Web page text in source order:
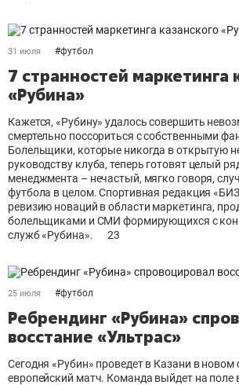
31 июля #футбол
7 странностей маркетинга
«Рубина»
Кажется, «Рубину» удалось совершить
смертельно поссориться с собственными
Болельщики, которые никогда в открытую
руководству клуба, теперь готовят целый
менеджмента – нечастый, мягко говоря,
футбола в целом. Спортивная редакция
ревизию новаций в области маркетинга,
болельщиками и СМИ формирующихся с
служб «Рубина».
23
25 июля #футбол
Ребрендинг «Рубина»
восстание «Ультрас»
Сегодня «Рубин» проведет в Казани в новом
европейский матч. Команда выйдет на поле